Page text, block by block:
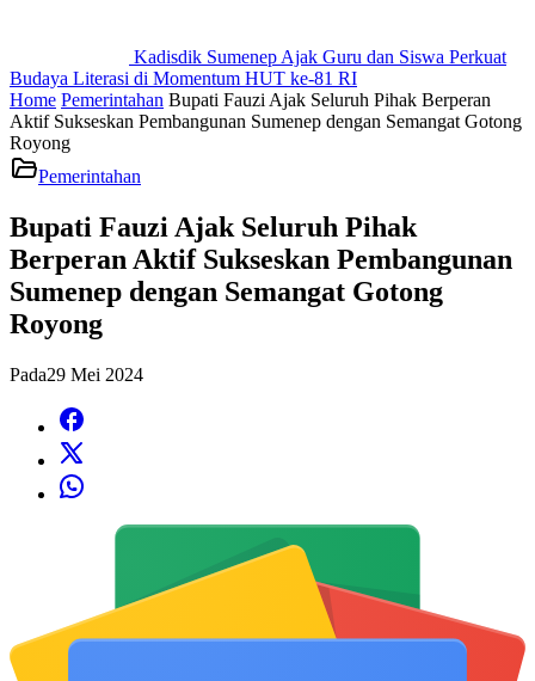
Kadisdik Sumenep Ajak Guru dan Siswa Perkuat
Budaya Literasi di Momentum HUT ke-81 RI
Home Pemerintahan Bupati Fauzi Ajak Seluruh Pihak Berperan
Aktif Sukseskan Pembangunan Sumenep dengan Semangat Gotong
Royong
Pemerintahan
Bupati Fauzi Ajak Seluruh Pihak
Berperan Aktif Sukseskan Pembangunan
Sumenep dengan Semangat Gotong
Royong
Pada29 Mei 2024